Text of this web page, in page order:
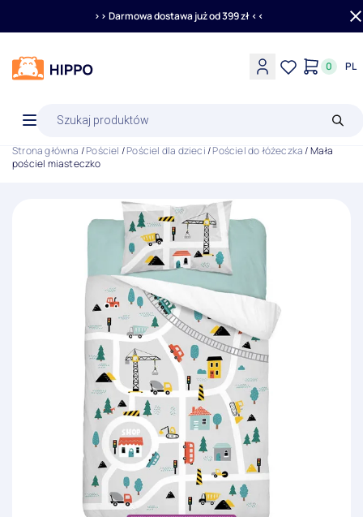
>> Darmowa dostawa już od 399 zł <<
0 PL
produktów
Strona główna /Pościel /Pościel dla dzieci/Pościel do łóżeczka/ Mała
pościel miasteczko